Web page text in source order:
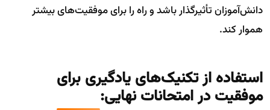
دانش‌آموزان تأثیرگذار باشد و راه را برای موفقیت‌های بیشتر
هموار کند.
استفاده از تکنیک‌های یادگیری برای
موفقیت در امتحانات نهایی: